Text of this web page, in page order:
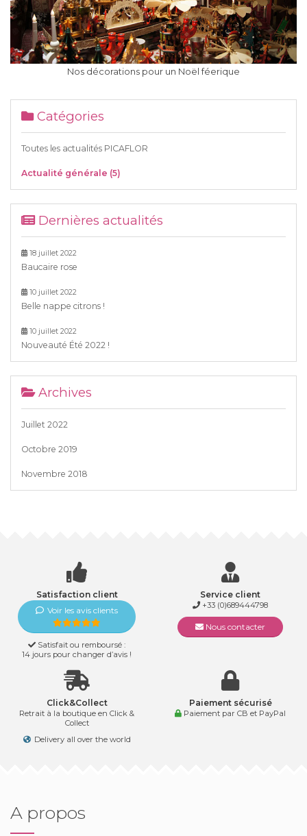
Nos décorations pour un Noël féerique
Catégories
Toutes les actualités PICAFLOR
Actualité générale (5)
Dernières actualités
18 juillet 2022
Baucaire rose
10 juillet 2022
Belle nappe citrons !
10 juillet 2022
Nouveauté Été 2022 !
Archives
Juillet 2022
Octobre 2019
Novembre 2018
Satisfaction client
Voir les avis clients
Satisfait ou remboursé :
14 jours pour changer d’avis !
Service client
+33 (0)689444798
Nous contacter
Click&Collect
Retrait à la boutique en Click &
Collect
Delivery all over the world
Paiement sécurisé
Paiement par CB et PayPal
A propos